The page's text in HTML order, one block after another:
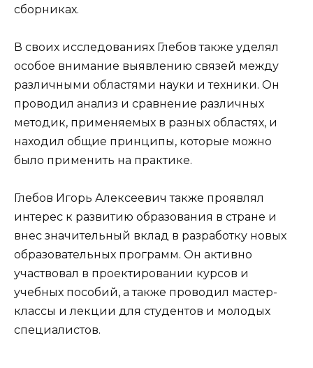
сборниках.
В своих исследованиях Глебов также уделял
особое внимание выявлению связей между
различными областями науки и техники. Он
проводил анализ и сравнение различных
методик, применяемых в разных областях, и
находил общие принципы, которые можно
было применить на практике.
Глебов Игорь Алексеевич также проявлял
интерес к развитию образования в стране и
внес значительный вклад в разработку новых
образовательных программ. Он активно
участвовал в проектировании курсов и
учебных пособий, а также проводил мастер-
классы и лекции для студентов и молодых
специалистов.